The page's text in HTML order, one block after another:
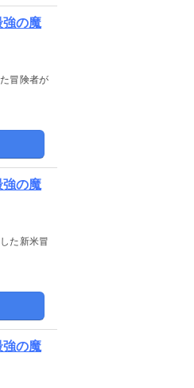
強の魔
冒険者が
強の魔
た新米冒
強の魔